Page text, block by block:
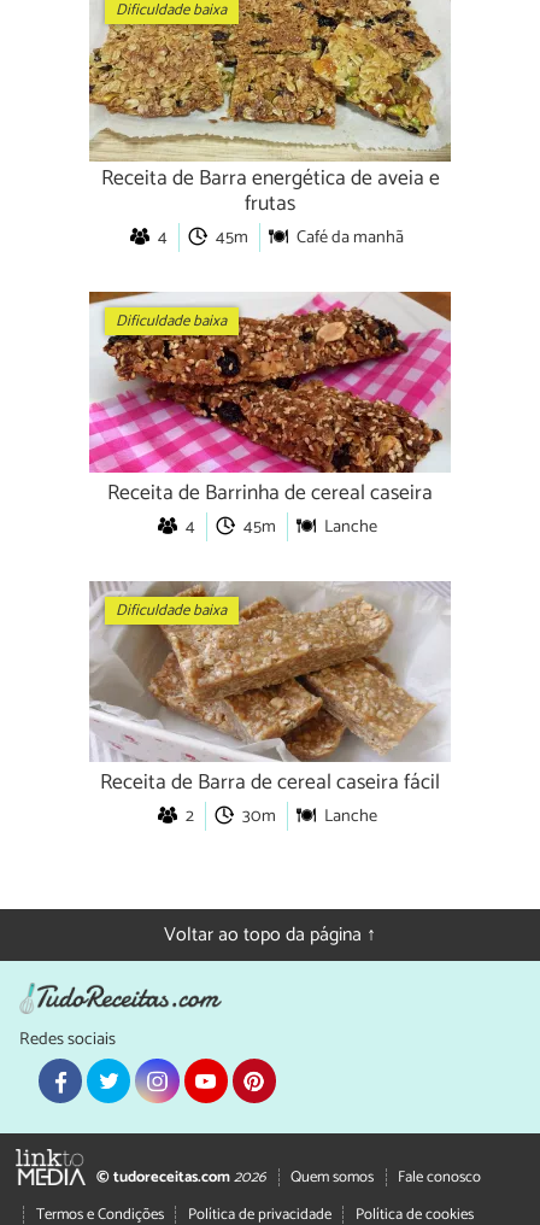
Dificuldade baixa
Receita de Barra energética de aveia e
frutas
4 45m Café da manhã
Dificuldade baixa
Receita de Barrinha de cereal caseira
4 45m Lanche
Dificuldade baixa
Receita de Barra de cereal caseira fácil
2 30m Lanche
Voltar ao topo da página ↑
Redes sociais
© tudoreceitas.com2026 Quem somos
Fale conosco
Termos e Condições
Política de privacidade Política de cookies